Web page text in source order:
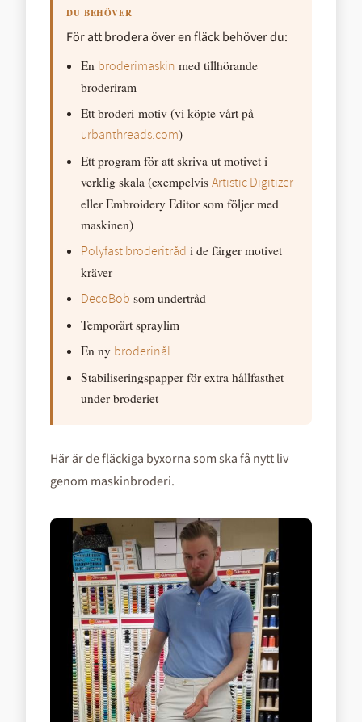
För att brodera över en fläck behöver du:
En broderimaskin med tillhörande
broderiram
Ett broderi-motiv (vi köpte vårt på
urbanthreads.com)
Ett program för att skriva ut motivet i
verklig skala (exempelvis Artistic Digitizer
eller Embroidery Editor som följer med
maskinen)
Polyfast broderitråd i de färger motivet
kräver
DecoBob som undertråd
Temporärt spraylim
En ny broderinål
Stabiliseringspapper för extra hållfasthet
under broderiet
Här är de fläckiga byxorna som ska få nytt liv
genom maskinbroderi.